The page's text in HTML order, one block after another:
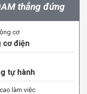
thẳng đứng
cơ
cơ điện
tự hành
làm việc